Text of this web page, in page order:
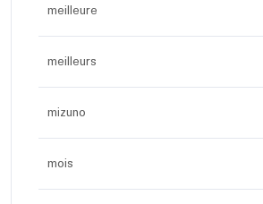
meilleure
meilleurs
mizuno
mois